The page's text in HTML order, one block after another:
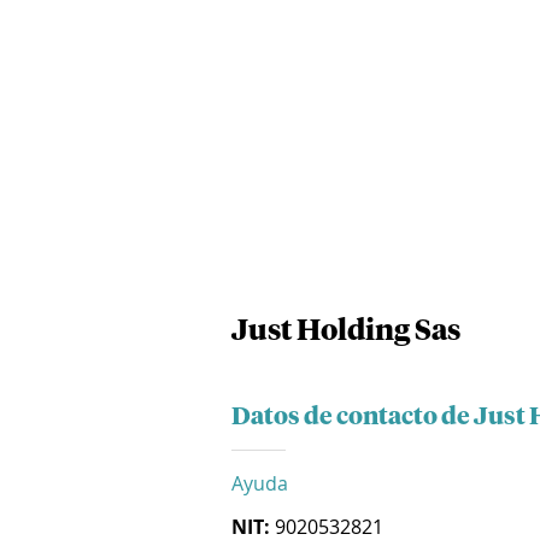
Just Holding Sas
Datos de contacto de Just
Ayuda
NIT: 9020532821